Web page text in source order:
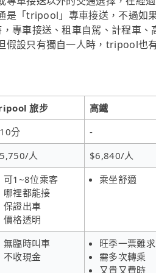
是「tripool」專車接送，不過如
專車接送、租車自駕、計程車
假設只有獨自一人時，tripool也
旅步
高鐵
分
-
人
$6,840/人
可1~8位乘客
哪裡都能接
保證出車
價格透明
乘坐舒適
無臨時叫車
不收現金
旺季一票難求
需多次轉乘
又貴又費時